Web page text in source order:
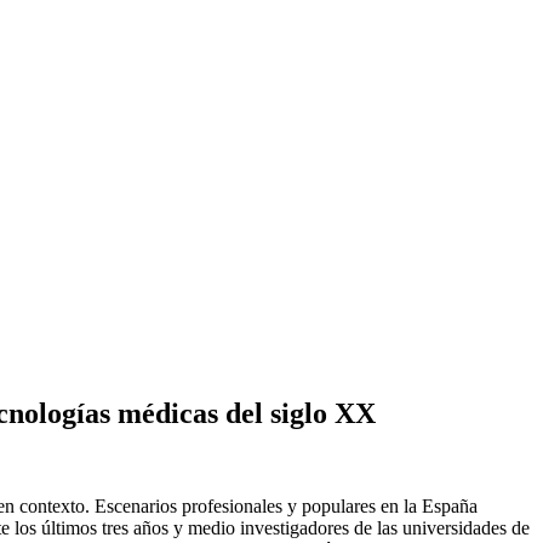
médicas del siglo XX
Escenarios profesionales y populares en la España
últimos tres años y medio investigadores de las universidades de